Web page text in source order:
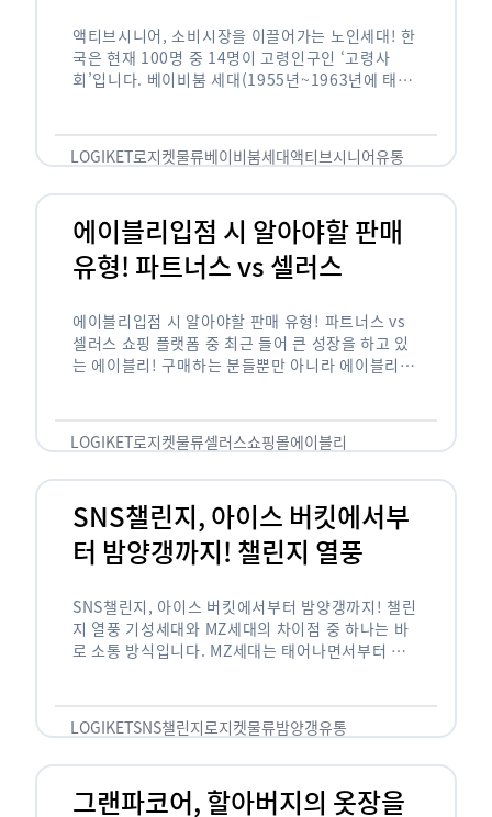
액티브시니어, 소비시장을 이끌어가는 노인세대! 한
국은 현재 100명 중 14명이 고령인구인 ‘고령사
회’입니다. 베이비붐 세대(1955년~1963년에 태어
오고 있습니다. 하지만 사회가 늙어가는 …
LOGIKET로지켓물류베이비붐세대액티브시니어유통
에이블리입점 시 알아야할 판매
유형! 파트너스 vs 셀러스
에이블리입점 시 알아야할 판매 유형! 파트너스 vs
셀러스 쇼핑 플랫폼 중 최근 들어 큰 성장을 하고 있
는 에이블리! 구매하는 분들뿐만 아니라 에이블리에
LOGIKET로지켓물류셀러스쇼핑몰에이블리
SNS챌린지, 아이스 버킷에서부
터 밤양갱까지! 챌린지 열풍
SNS챌린지, 아이스 버킷에서부터 밤양갱까지! 챌린
지 열풍 기성세대와 MZ세대의 차이점 중 하나는 바
로 소통 방식입니다. MZ세대는 태어나면서부터 디
도 능숙한 …
LOGIKETSNS챌린지로지켓물류밤양갱유통
그랜파코어, 할아버지의 옷장을